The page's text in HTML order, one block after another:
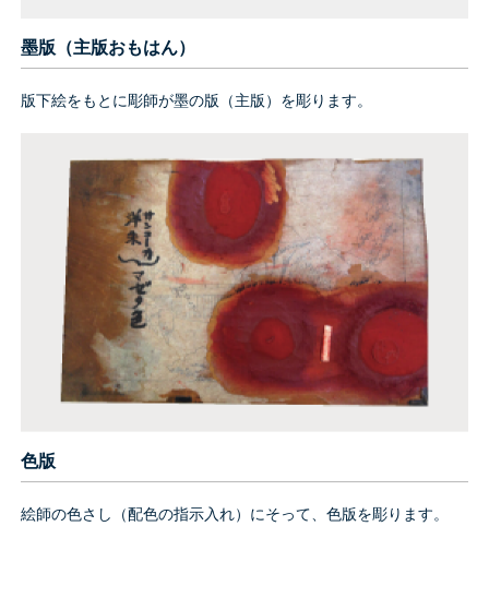
墨版（主版おもはん）
版下絵をもとに彫師が墨の版（主版）を彫ります。
色版
絵師の色さし（配色の指示入れ）にそって、色版を彫ります。